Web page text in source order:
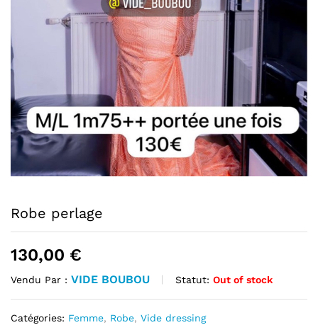
Robe perlage
130,00 €
Vendu Par : VIDE BOUBOU Statut: Out of stock
Catégories: Femme, Robe, Vide dressing